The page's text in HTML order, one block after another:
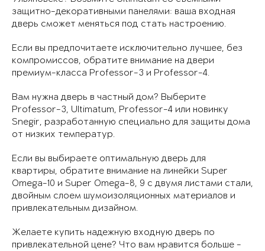
защитно-декоративными панелями: ваша входная
дверь сможет меняться под стать настроению.
Если вы предпочитаете исключительно лучшее, без
компромиссов, обратите внимание на двери
премиум-класса Professor-3 и Professor-4.
Вам нужна дверь в частный дом? Выберите
Professor-3, Ultimatum, Professor-4 или новинку
Snegir, разработанную специально для защиты дома
от низких температур.
Если вы выбираете оптимальную дверь для
квартиры, обратите внимание на линейки Super
Omega-10 и Super Omega-8, 9 с двумя листами стали,
двойным слоем шумоизоляционных материалов и
привлекательным дизайном.
Желаете купить надежную входную дверь по
привлекательной цене? Что вам нравится больше -